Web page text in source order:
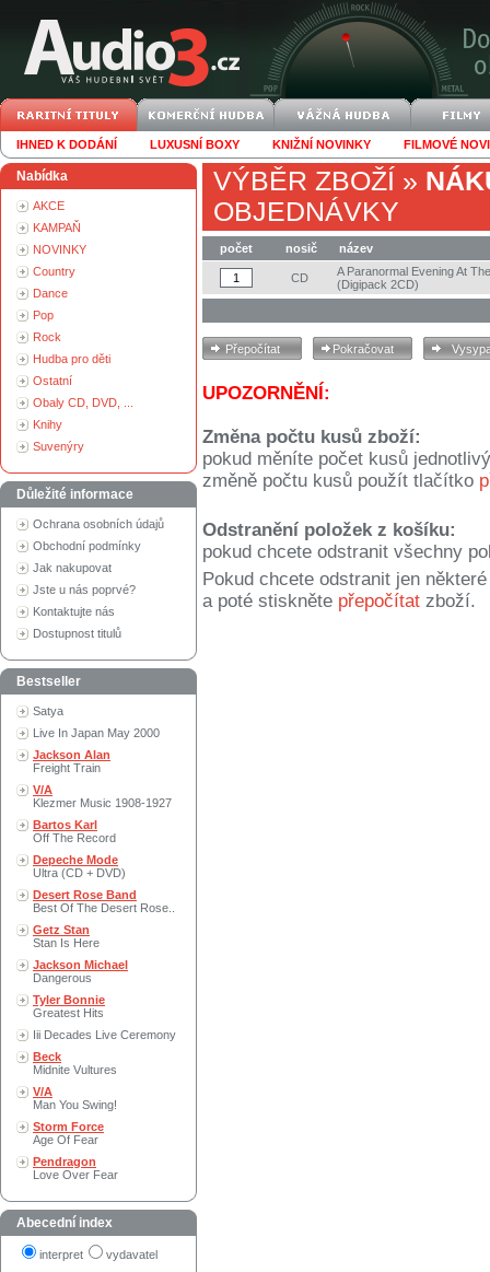
IHNED K DODÁNÍ LUXUSNÍ BOXY KNIŽNÍ NOVINKY FILMOVÉ
Nabídka
AKCE
KAMPAŇ
NOVINKY
Country
Dance
Pop
Rock
Hudba pro děti
Ostatní
Obaly CD, DVD, ...
Knihy
Suvenýry
Důležité informace
Ochrana osobních údajů
Obchodní podmínky
Jak nakupovat
Jste u nás poprvé?
Kontaktujte nás
Dostupnost titulů
Bestseller
Satya
Live In Japan May 2000
Jackson Alan
Freight Train
V/A
Klezmer Music 1908-1927
Bartos Karl
Off The Record
Depeche Mode
Ultra (CD + DVD)
Desert Rose Band
Best Of The Desert Rose..
Getz Stan
Stan Is Here
Jackson Michael
Dangerous
Tyler Bonnie
Greatest Hits
Iii Decades Live Ceremony
Beck
Midnite Vultures
V/A
Man You Swing!
Storm Force
Age Of Fear
Pendragon
Love Over Fear
Abecední index
interpret vydavatel
VÝBĚR ZBOŽÍ »
OBJEDNÁVKY
počet nosič název
CD
A Paranormal Evening At
(Digipack 2CD)
UPOZORNĚNÍ:
Změna počtu kusů zboží:
pokud měníte počet kusů
změně počtu kusů použít tlačítko
Odstranění položek z košíku:
pokud chcete odstranit všechny
Pokud chcete odstranit jen
a poté stiskněte přepočítat zboží.